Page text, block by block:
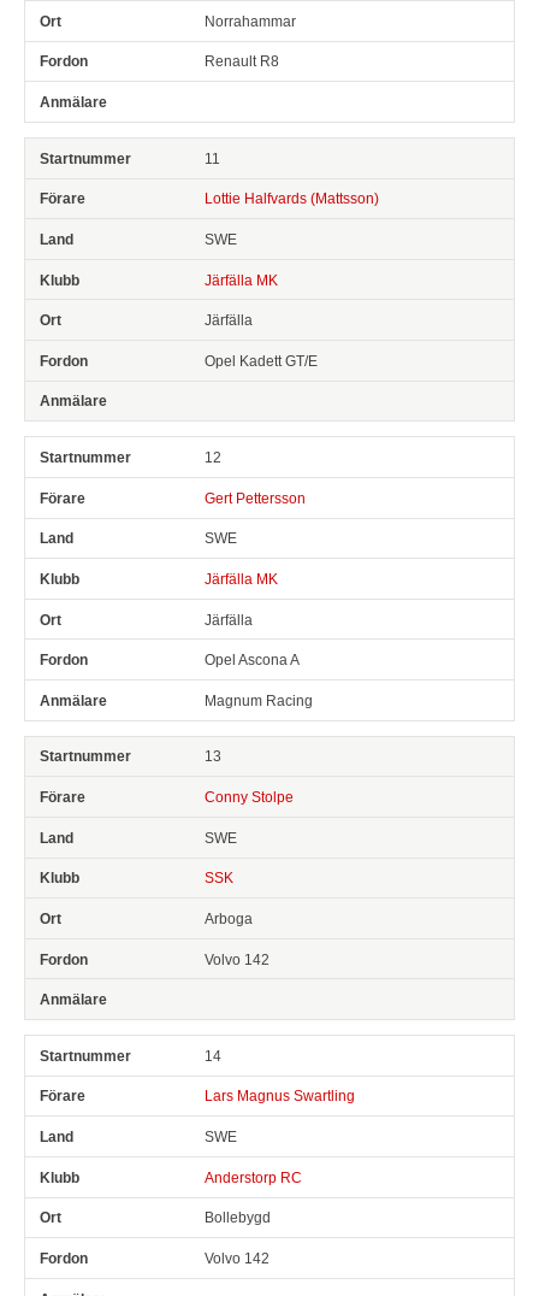
Norrahammar
Renault R8
11
Lottie Halfvards (Mattsson)
SWE
Järfälla MK
Järfälla
Opel Kadett GT/E
12
Gert Pettersson
SWE
Järfälla MK
Järfälla
Opel Ascona A
Magnum Racing
13
Conny Stolpe
SWE
SSK
Arboga
Volvo 142
14
Lars Magnus Swartling
SWE
Anderstorp RC
Bollebygd
Volvo 142